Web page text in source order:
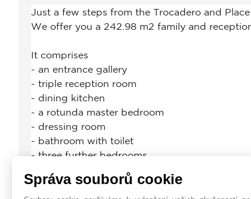
Správa souborů cookie